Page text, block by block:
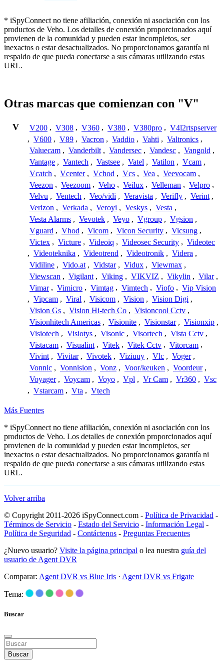
* iSpyConnect no tiene afiliación, conexión ni asociación con los
productos de Veho. Los detalles de conexión proporcionados aquí
provienen de la comunidad y pueden estar incompletos, ser
inexactos o estar desactualizados. No proporcionamos garantía ni
respaldo de que pueda conectarse a sus cámaras utilizando estas
URL.
Otras marcas que comienzan con "V"
V V200 , V308 , V360 , V380 , V380pro , V4l2rtspserver
, V600 , V89 , Vacron , Vaddio , Vahti , Valtronics ,
Valuecam , Vanderbilt , Vandersec , Vandesc , Vangold ,
Vantage , Vantech , Vastsee , Vatel , Vatilon , Vcam ,
Vcatch , Vcenter , Vchod , Vcs , Vea , Veevocam ,
Veezon , Veezoom , Veho , Veilux , Velleman , Velpro ,
Velvu , Ventech , Veo/vidi , Veravista , Verifly , Verint ,
Verizon , Verkada , Veroyi , Veskys , Vesta ,
Vesta Alarms , Vevotek , Veyo , Vgroup , Vgsion ,
Vguard , Vhod , Vicom , Vicon Security , Vicsung ,
Victex , Victure , Videoiq , Videosec Security , Videotec
, Videoteknika , Videotrend , Videotronik , Videra ,
Vidiline , Vido.at , Vidstar , Vidux , Viewmax ,
Viewscan , Vigilant , Viking , VIKVIZ , Vikylin , Vilar ,
Vimar , Vimicro , Vimtag , Vimtech , Viofo , Vip Vision
, Vipcam , Viral , Visicom , Vision , Vision Digi ,
Vision Gs , Vision Hi-tech Co , Visioncool Cctv ,
Visionhitech Americas , Visionite , Visionstar , Visionxip ,
Visiotech , Visiotys , Visonic , Visortech , Vista Cctv ,
Vistacam , Visualint , Vitek , Vitek Cctv , Vitorcam ,
Vivint , Vivitar , Vivotek , Viziuuy , Vlc , Voger ,
Vonnic , Vonnision , Vonz , Voor/keuken , Voordeur ,
Voyager , Voycam , Voyo , Vpl , Vr Cam , Vr360 , Vsc
, Vstarcam , Vta , Vtech
Más Fuentes
* iSpyConnect no tiene afiliación, conexión ni asociación con los
productos de Veho. Los detalles de conexión proporcionados aquí
provienen de la comunidad y pueden estar incompletos, ser
inexactos o estar desactualizados. No proporcionamos garantía ni
respaldo de que pueda conectarse a sus cámaras utilizando estas
URL.
Volver arriba
© Copyright 2011-2026 iSpyConnect.com - Política de Privacidad -
Términos de Servicio - Estado del Servicio - Información Legal -
Política de Seguridad - Contáctenos - Preguntas Frecuentes
¿Nuevo usuario? Visite la página principal o lea nuestra guía del
usuario de Agent DVR
Comparar: Agent DVR vs Blue Iris · Agent DVR vs Frigate
Tema:
Buscar
Buscar